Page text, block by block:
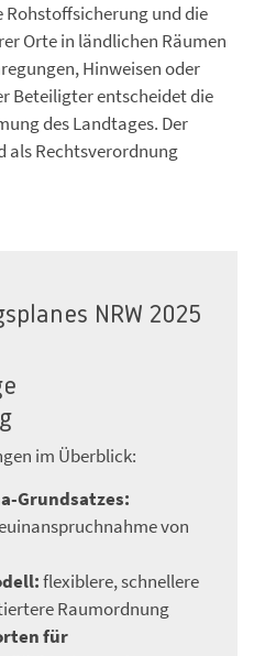
und die
Orte in ländlichen Räumen
Hinweisen oder
Beteiligter entscheidet die
des Landtages. Der
als Rechtsverordnung
NRW 2025
im Überblick:
Grundsatzes:
von
flexiblere, schnellere
Raumordnung
für